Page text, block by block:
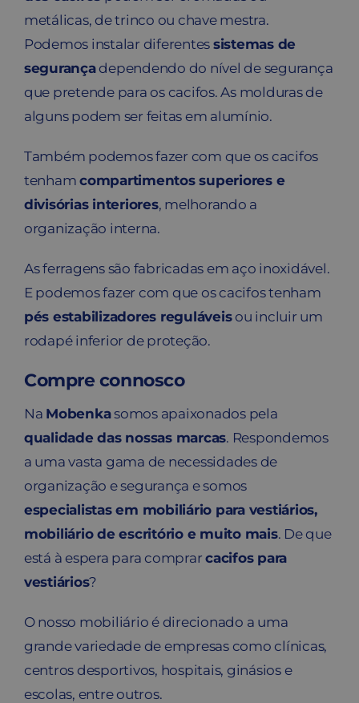
metálicas, de trinco ou chave mestra.
Podemos instalar diferentes sistemas de
segurançadependendo do nível de segurança
que pretende para os cacifos. As molduras de
alguns podem ser feitas em alumínio.
Também podemos fazer com que os cacifos
tenhamcompartimentos superiores e
divisórias interiores, melhorando a
organização interna.
As ferragens são fabricadas em aço inoxidável.
E podemos fazer com que os cacifos tenham
pés estabilizadores reguláveisou incluir um
rodapé inferior de proteção.
Compre connosco
Na Mobenkasomos apaixonados pela
qualidade das nossas marcas. Respondemos
a uma vasta gama de necessidades de
organização e segurança e somos
especialistas em mobiliário para vestiários,
mobiliário de escritório e muito mais. De que
está à espera para comprarcacifos para
vestiários?
O nosso mobiliário é direcionado a uma
grande variedade de empresas como clínicas,
centros desportivos, hospitais, ginásios e
escolas, entre outros.